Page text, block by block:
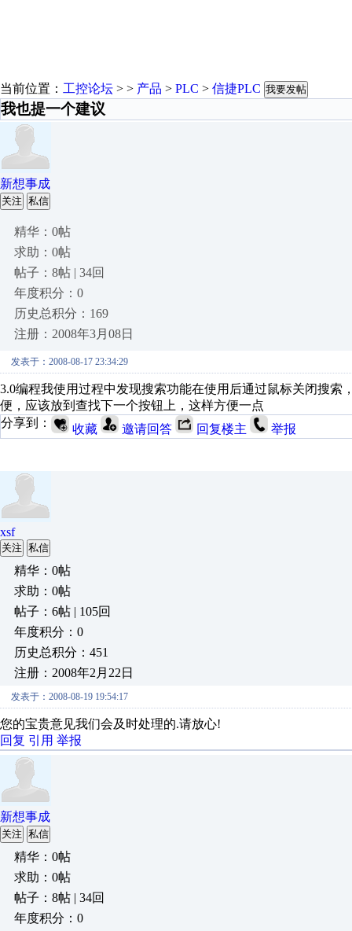
当前位置： 工控论坛 > > 产品 > PLC > 信捷PLC 我要发帖
我也提一个建议
新想事成
关注 私信
精华：0帖
求助：0帖
帖子：8帖 | 34回
年度积分：0
历史总积分：169
注册：2008年3月08日
发表于：2008-08-17 23:34:29
3.0编程我使用过程中发现搜索功能在使用后通过鼠标关闭搜
便，应该放到查找下一个按钮上，这样方便一点
分享到：
收藏 邀请回答 回复楼主 举报
xsf
关注 私信
精华：0帖
求助：0帖
帖子：6帖 | 105回
年度积分：0
历史总积分：451
注册：2008年2月22日
发表于：2008-08-19 19:54:17
您的宝贵意见我们会及时处理的.请放心!
回复 引用 举报
新想事成
关注 私信
精华：0帖
求助：0帖
帖子：8帖 | 34回
年度积分：0